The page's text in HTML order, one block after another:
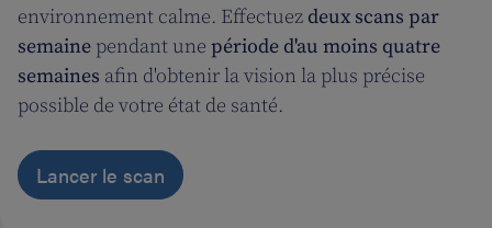
environnement calme. Effectuez deux scans par
semaine pendant une période d'au moins quatre
semaines afin d'obtenir la vision la plus précise
possible de votre état de santé.
Lancer le scan